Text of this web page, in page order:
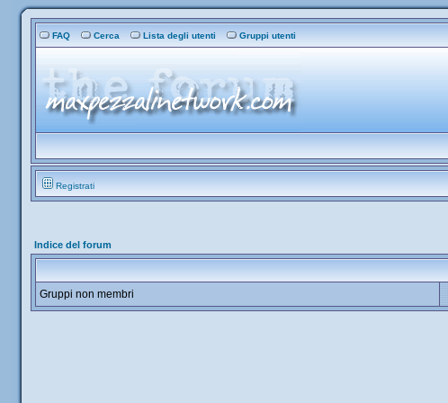
FAQ Cerca Lista degli utenti Gruppi utenti
Registrati
Indice del forum
Gruppi non membri